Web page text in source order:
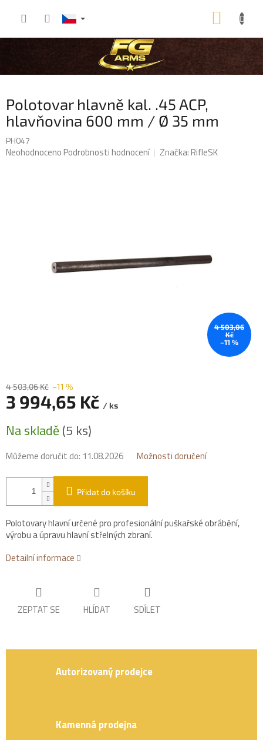
KOŠÍK
Polotovar hlavně kal. .45 ACP,
hlavňovina 600 mm / Ø 35 mm
PH047
Průměrné
NeohodnocenoPodrobnosti hodnocení Značka:RifleSK
4 503,06
Kč
–11 %
4 503,06 Kč –11 %
3 994,65 Kč / ks
cena:
Na skladě(5 ks)
Můžeme doručit do: 11.08.2026 Možnosti doručení
Přidat do košíku
Polotovary hlavní určené pro profesionální puškařské obrábění,
výrobu a úpravu hlavní střelných zbraní.
Detailní informace
ZEPTAT SE HLÍDAT SDÍLET
Autorizovaný prodejce
Kamenná prodejna